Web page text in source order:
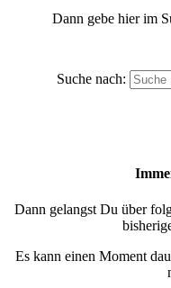
Dann gebe hier im
Suche nach:
Dann gelangst Du über
Es kann einen Moment